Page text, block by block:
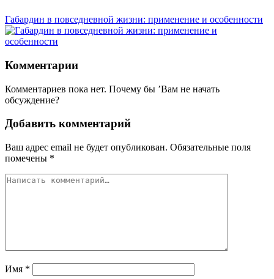
Габардин в повседневной жизни: применение и особенности
Комментарии
Комментариев пока нет. Почему бы ’Вам не начать
обсуждение?
Добавить комментарий
Ваш адрес email не будет опубликован. Обязательные поля
помечены *
Имя *